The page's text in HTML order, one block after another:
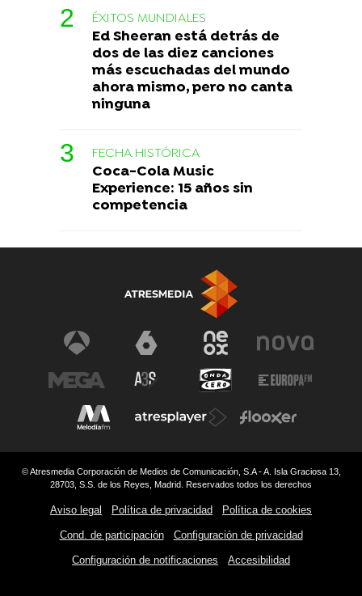
ÉXITOS MUNDIALES
Ed Sheeran está detrás de
dos de las diez canciones
más escuchadas del mundo
ahora mismo, pero no canta
ninguna
FECHA HISTÓRICA
Coca-Cola Music
Experience: 15 años sin
competencia
© Atresmedia Corporación de Medios de Comunicación, S.A - A. Isla Graciosa 13,
28703, S.S. de los Reyes, Madrid. Reservados todos los derechos
Aviso legal Política de privacidad Política de cookies
Cond. de participación Configuración de privacidad
Configuración de notificaciones Accesibilidad